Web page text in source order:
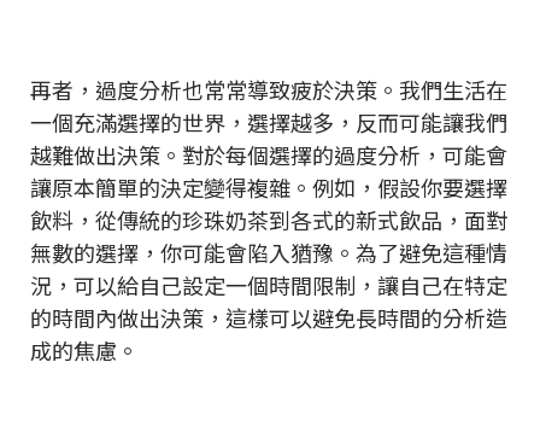
再者，過度分析也常常導致疲於決策。我們生活在
一個充滿選擇的世界，選擇越多，反而可能讓我們
越難做出決策。對於每個選擇的過度分析，可能會
讓原本簡單的決定變得複雜。例如，假設你要選擇
飲料，從傳統的珍珠奶茶到各式的新式飲品，面對
無數的選擇，你可能會陷入猶豫。為了避免這種情
況，可以給自己設定一個時間限制，讓自己在特定
的時間內做出決策，這樣可以避免長時間的分析造
成的焦慮。